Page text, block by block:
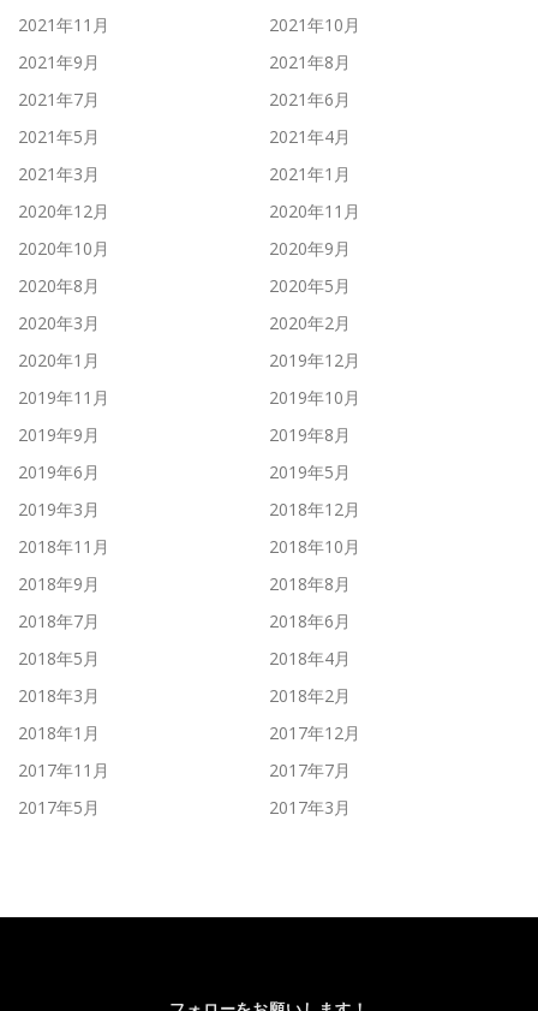
2021年11月
2021年10月
2021年9月
2021年8月
2021年7月
2021年6月
2021年5月
2021年4月
2021年3月
2021年1月
2020年12月
2020年11月
2020年10月
2020年9月
2020年8月
2020年5月
2020年3月
2020年2月
2020年1月
2019年12月
2019年11月
2019年10月
2019年9月
2019年8月
2019年6月
2019年5月
2019年3月
2018年12月
2018年11月
2018年10月
2018年9月
2018年8月
2018年7月
2018年6月
2018年5月
2018年4月
2018年3月
2018年2月
2018年1月
2017年12月
2017年11月
2017年7月
2017年5月
2017年3月